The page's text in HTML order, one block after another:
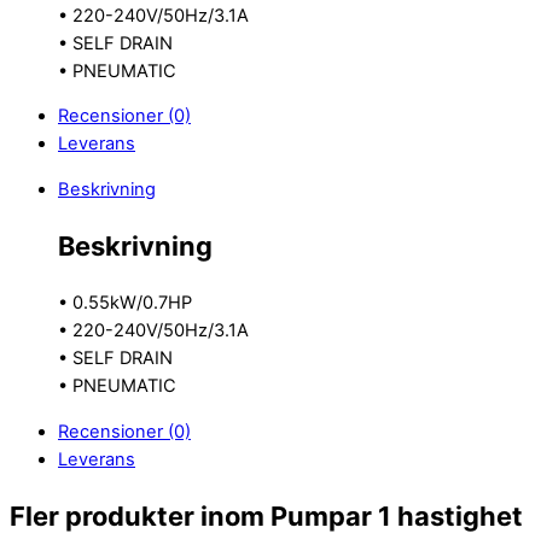
• 220-240V/50Hz/3.1A
• SELF DRAIN
• PNEUMATIC
Recensioner (0)
Leverans
Beskrivning
Beskrivning
• 0.55kW/0.7HP
• 220-240V/50Hz/3.1A
• SELF DRAIN
• PNEUMATIC
Recensioner (0)
Leverans
Fler produkter inom Pumpar 1 hastighet